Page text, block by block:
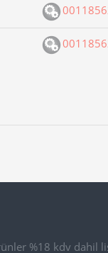
%18 kdv dahil